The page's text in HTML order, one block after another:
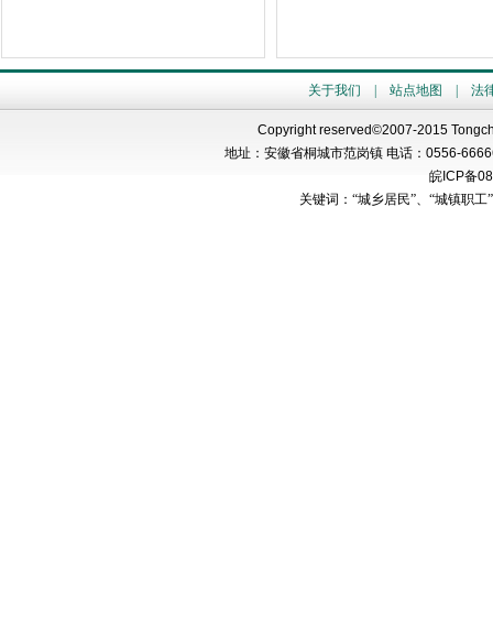
关于我们 站点地图 法
Copyright reserved©2007-2015
地址：安徽省桐城市范岗镇 电话： 0556-
皖ICP备
关键词：“城乡居民”、“城镇职